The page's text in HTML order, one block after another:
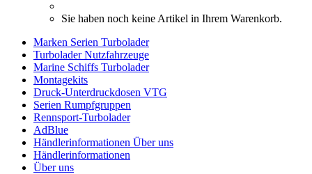
Sie haben noch keine Artikel in Ihrem Warenkorb.
Marken Serien Turbolader
Turbolader Nutzfahrzeuge
Marine Schiffs Turbolader
Montagekits
Druck-Unterdruckdosen VTG
Serien Rumpfgruppen
Rennsport-Turbolader
AdBlue
Händlerinformationen Über uns
Händlerinformationen
Über uns